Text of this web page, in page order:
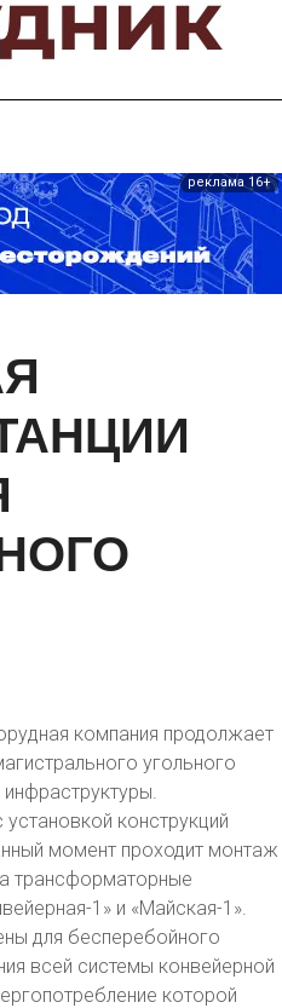
реклама 16+
компания продолжает
угольного
конструкций
момент проходит монтаж
трансформаторные
1» и «Майская-1».
для бесперебойного
всей системы конвейерной
которой